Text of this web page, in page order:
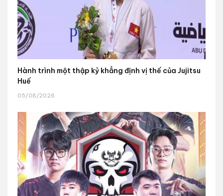
Hành trình một thập kỷ khẳng định vị thế của Jujitsu
Huế
05/08/2026